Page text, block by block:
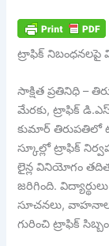
ట్రాఫిక్ నిబంధనలపై
సాక్షిత ప్రతినిధి –
మేరకు, ట్రాఫిక్
కుమార్ తిరుపతిలో
స్కూల్లో ట్రాఫిక్
లైన్ల వినియోగం
జరిగింది.
సూచనలు,
గురించి ట్రాఫిక్